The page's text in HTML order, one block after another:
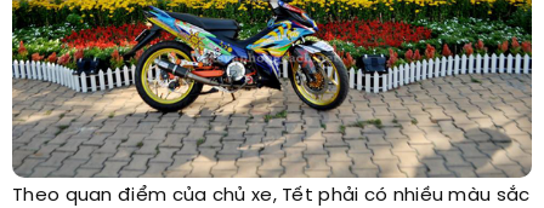
Theo quan điểm của chủ xe, Tết phải có nhiều màu sắc